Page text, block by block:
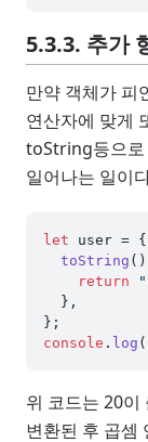
5.3.3. 추가
만약 객체가 피
연산자에 맞게
toString등으로
일어나는 일이
let user = {
toString (
return
console . log
위 코드는 20
변환된 후 곱셈